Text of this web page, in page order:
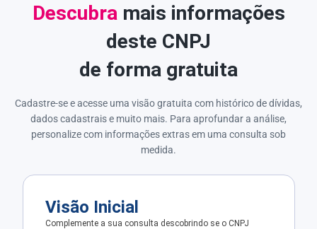
Descubra mais informações
deste CNPJ
de forma gratuita
Cadastre-se e acesse uma visão gratuita com histórico de dívidas,
dados cadastrais e muito mais. Para aprofundar a análise,
personalize com informações extras em uma consulta sob
medida.
Visão Inicial
Complemente a sua consulta descobrindo se o CNPJ